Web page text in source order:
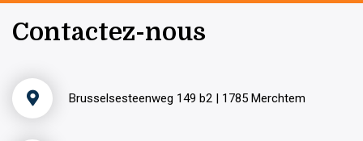
Contactez-nous
Brusselsesteenweg 149 b2 | 1785 Merchtem